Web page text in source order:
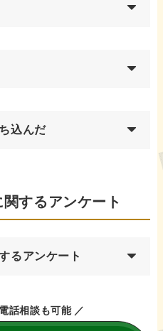
込んだ
するアンケート
るアンケート
話相談も可能 ／